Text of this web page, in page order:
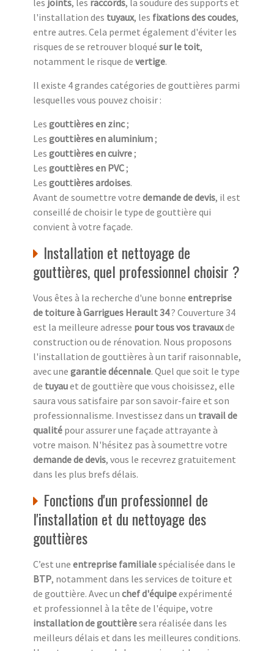
l'installation des tuyaux, les fixations des coudes,
entre autres. Cela permet également d'éviter les
risques de se retrouver bloqué sur le toit,
notamment le risque de vertige.
Il existe 4 grandes catégories de gouttières parmi
lesquelles vous pouvez choisir :
Les gouttières en zinc;
Les gouttières en aluminium ;
Les gouttières en cuivre ;
Les gouttières en PVC ;
Les gouttières ardoises.
Avant de soumettre votre demande de devis, il est
conseillé de choisir le type de gouttière qui
convient à votre façade.
Installation et nettoyage de
gouttières, quel professionnel choisir ?
Vous êtes à la recherche d'une bonne entreprise
de toiture à Garrigues Herault 34? Couverture 34
est la meilleure adresse pour tous vos travauxde
construction ou de rénovation. Nous proposons
l'installation de gouttières à un tarif raisonnable,
avec une garantie décennale. Quel que soit le type
de tuyauet de gouttière que vous choisissez, elle
saura vous satisfaire par son savoir-faire et son
professionnalisme. Investissez dans un travail de
qualité pour assurer une façade attrayante à
votre maison. N'hésitez pas à soumettre votre
demande de devis, vous le recevrez gratuitement
dans les plus brefs délais.
Fonctions d'un professionnel de
l'installation et du nettoyage des
gouttières
C’est une entreprise familialespécialisée dans le
BTP, notamment dans les services de toiture et
de gouttière. Avec un chef d'équipeexpérimenté
et professionnel à la tête de l'équipe, votre
installation de gouttièresera réalisée dans les
meilleurs délais et dans les meilleures conditions.